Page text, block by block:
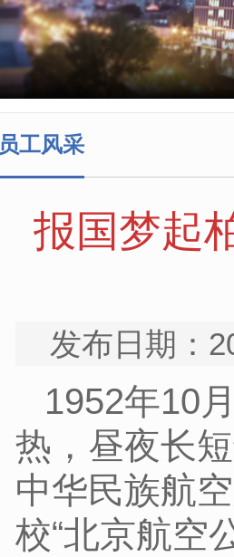
员工风采
报国梦起
发布日期
1952年10
热，昼夜长
中华民族航
校“北京航空